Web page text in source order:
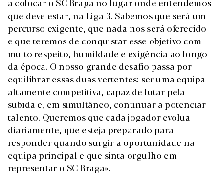
que deve estar, na Liga 3. Sabemos que será um
percurso exigente, que nada nos será oferecido
e que teremos de conquistar esse objetivo com
muito respeito, humildade e exigência ao longo
da época. O nosso grande desafio passa por
equilibrar essas duas vertentes: ser uma equipa
altamente competitiva, capaz de lutar pela
subida e, em simultâneo, continuar a potenciar
talento. Queremos que cada jogador evolua
diariamente, que esteja preparado para
responder quando surgir a oportunidade na
equipa principal e que sinta orgulho em
representar o SC Braga».